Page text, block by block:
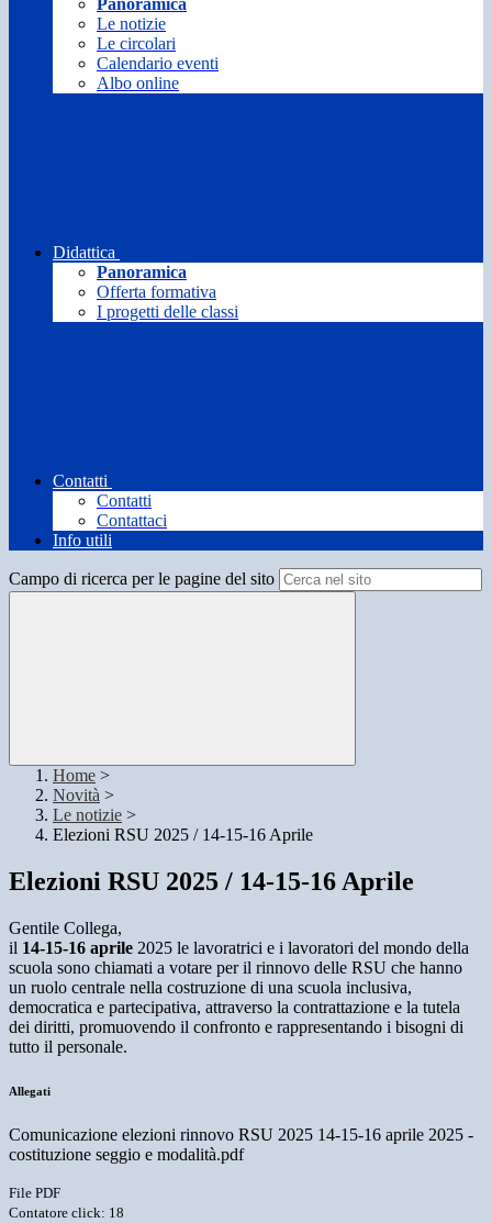
Panoramica
Le notizie
Le circolari
Calendario eventi
Albo online
Didattica
Panoramica
Offerta formativa
I progetti delle classi
Contatti
Contatti
Contattaci
Info utili
Campo di ricerca per le pagine del sito
Home >
Novità >
Le notizie >
Elezioni RSU 2025 / 14-15-16 Aprile
Elezioni RSU 2025 / 14-15-16 Aprile
Gentile Collega,
il 14-15-16 aprile 2025 le lavoratrici e i lavoratori del mondo della
scuola sono chiamati a votare per il rinnovo delle RSU che hanno
un ruolo centrale nella costruzione di una scuola inclusiva,
democratica e partecipativa, attraverso la contrattazione e la tutela
dei diritti, promuovendo il confronto e rappresentando i bisogni di
tutto il personale.
Allegati
Comunicazione elezioni rinnovo RSU 2025 14-15-16 aprile 2025 -
costituzione seggio e modalità.pdf
File PDF
Contatore click: 18